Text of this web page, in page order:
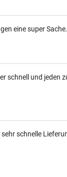
eine super
schnell und jeden
sehr schnelle